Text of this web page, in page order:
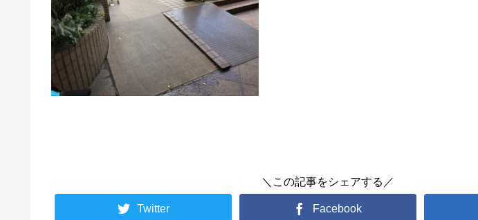
＼この記事をシェアする／
Twitter Facebook